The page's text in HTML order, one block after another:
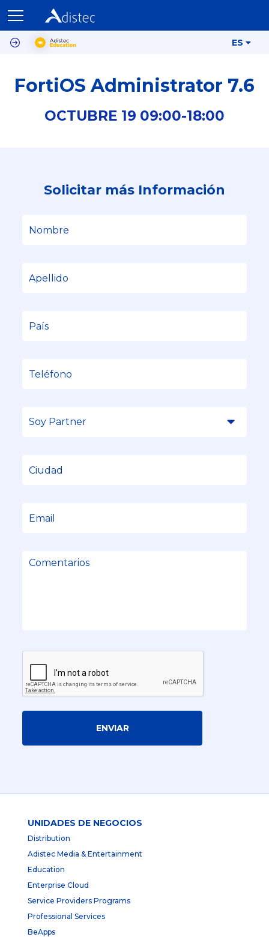
ES
FortiOS Administrator 7.6
OCTUBRE 19 09:00-18:00
Solicitar más Información
ENVIAR
UNIDADES DE NEGOCIOS
Distribution
Adistec Media & Entertainment
Education
Enterprise Cloud
Service Providers Programs
Professional Services
BeApps